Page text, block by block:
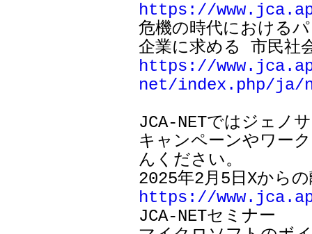
https://
危機の時代における
https://
net/index.php/ja/
JCA-NETではジェノ
キャンペーンやワー
んください。
https://
JCA-NETセミナー